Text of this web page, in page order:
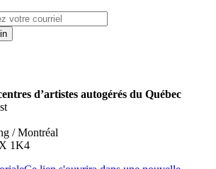
d’artistes autogérés du Québec
/ Montréal
1K4